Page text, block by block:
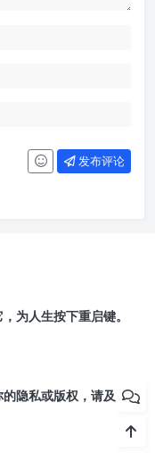
发布评论
为人生按下重启键。
隐私或版权，请及时联